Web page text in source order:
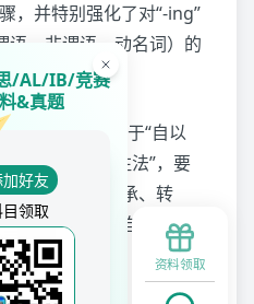
，并特别强化了对“-ing”
语、非谓语、动名词）的
自己的问题在于“自以
“逻辑关系标注法”，要
出前后句是“顺承、转
再选词，迫使自己进行
猜测。
资料领取
/AL/IB/竞赛
&真题
好友
领取